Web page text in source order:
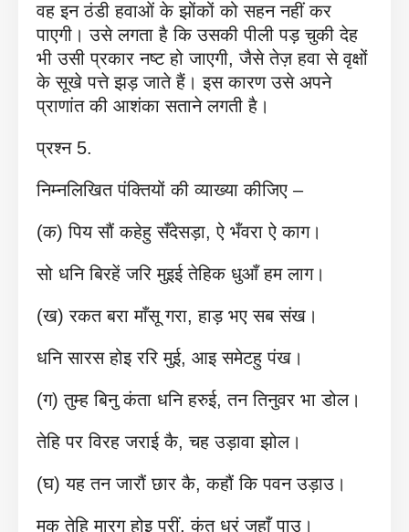
वह इन ठंडी हवाओं के झोंकों को सहन नहीं कर
पाएगी। उसे लगता है कि उसकी पीली पड़ चुकी देह
भी उसी प्रकार नष्ट हो जाएगी, जैसे तेज़ हवा से वृक्षों
के सूखे पत्ते झड़ जाते हैं। इस कारण उसे अपने
प्राणांत की आशंका सताने लगती है।
प्रश्न 5.
निम्नलिखित पंक्तियों की व्याख्या कीजिए –
(क) पिय सौं कहेहु सँदेसड़ा, ऐ भँवरा ऐ काग।
सो धनि बिरहें जरि मुइई तेहिक धुआँ हम लाग।
(ख) रकत बरा माँसू गरा, हाड़ भए सब संख।
धनि सारस होइ ररि मुई, आइ समेटहु पंख।
(ग) तुम्ह बिनु कंता धनि हरुई, तन तिनुवर भा डोल।
तेहि पर विरह जराई कै, चह उड़ावा झोल।
(घ) यह तन जारौं छार कै, कहौं कि पवन उड़ाउ।
मकु तेहि मारग होइ परीं, कंत धरं जहाँ पाउ।